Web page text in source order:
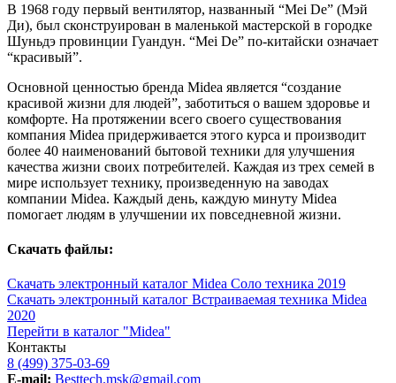
В 1968 году первый вентилятор, названный “Mei De” (Мэй
Ди), был сконструирован в маленькой мастерской в городке
Шуньдэ провинции Гуандун. “Mei De” по-китайски означает
“красивый”.
Основной ценностью бренда Midea является “создание
красивой жизни для людей”, заботиться о вашем здоровье и
комфорте. На протяжении всего своего существования
компания Midea придерживается этого курса и производит
более 40 наименований бытовой техники для улучшения
качества жизни своих потребителей. Каждая из трех семей в
мире использует технику, произведенную на заводах
компании Midea. Каждый день, каждую минуту Midea
помогает людям в улучшении их повседневной жизни.
Скачать файлы:
Скачать электронный каталог Midea Соло техника 2019
Скачать электронный каталог Встраиваемая техника Midea
2020
Перейти в каталог "Midea"
Контакты
8 (499) 375-03-69
E-mail: Besttech.msk@gmail.com